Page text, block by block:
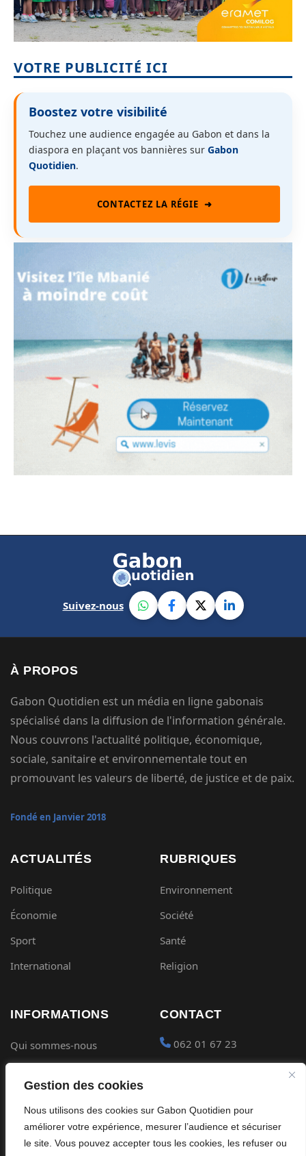
Gestion des cookies
Nous utilisons des cookies sur Gabon Quotidien pour
améliorer votre expérience, mesurer l’audience et sécuriser
le site. Vous pouvez accepter tous les cookies, les refuser ou
VOTRE PUBLICITÉ ICI
Boostez votre visibilité
Touchez une audience engagée au Gabon et dans la
diaspora en plaçant vos bannières sur Gabon
Quotidien.
CONTACTEZ LA RÉGIE ➜
Suivez-nous
À PROPOS
Gabon Quotidien est un média en ligne gabonais
spécialisé dans la diffusion de l'information générale.
Nous couvrons l'actualité politique, économique,
sociale, sanitaire et environnementale tout en
promouvant les valeurs de liberté, de justice et de paix.
Fondé en Janvier 2018
ACTUALITÉS
Politique
Économie
Sport
International
RUBRIQUES
Environnement
Société
Santé
Religion
INFORMATIONS
Qui sommes-nous
Confidentialité
Cookies
CONTACT
062 01 67 23
Placer une Pub
Devenir partenaire